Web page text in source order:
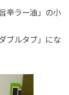
辛ラー油」の小
ブルタブ」にな